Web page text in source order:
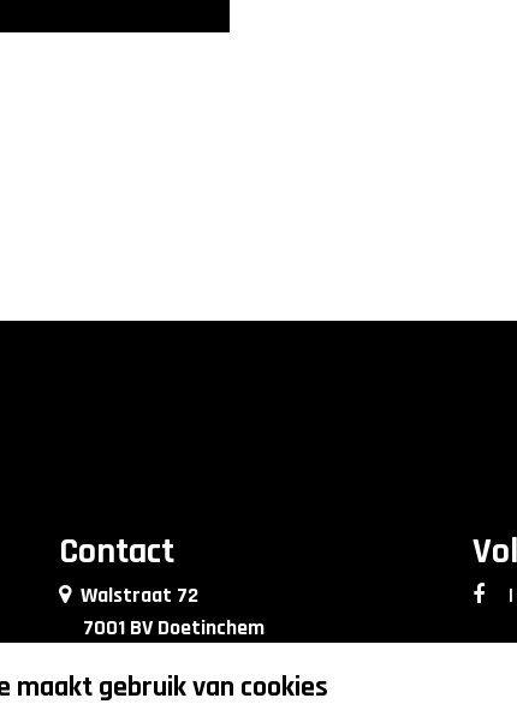
Contact
Walstraat 72
7001 BV Doetinchem
0314 - 76 90 09
|
maakt gebruik van cookies